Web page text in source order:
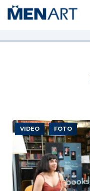
VIDEO FOTO